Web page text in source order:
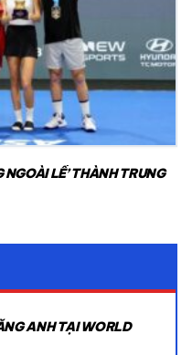
LỀ’ THÀNH TRUNG
ANH TẠI WORLD